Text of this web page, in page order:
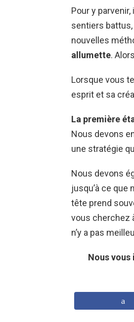
Pour y
sentiers
nouvelles
allumette.
Lorsque vous
esprit et sa
La première
Nous devons
une stratégie
Nous devons
jusqu’à ce que
tête prend
vous cherchez
n’y a pas
Nous